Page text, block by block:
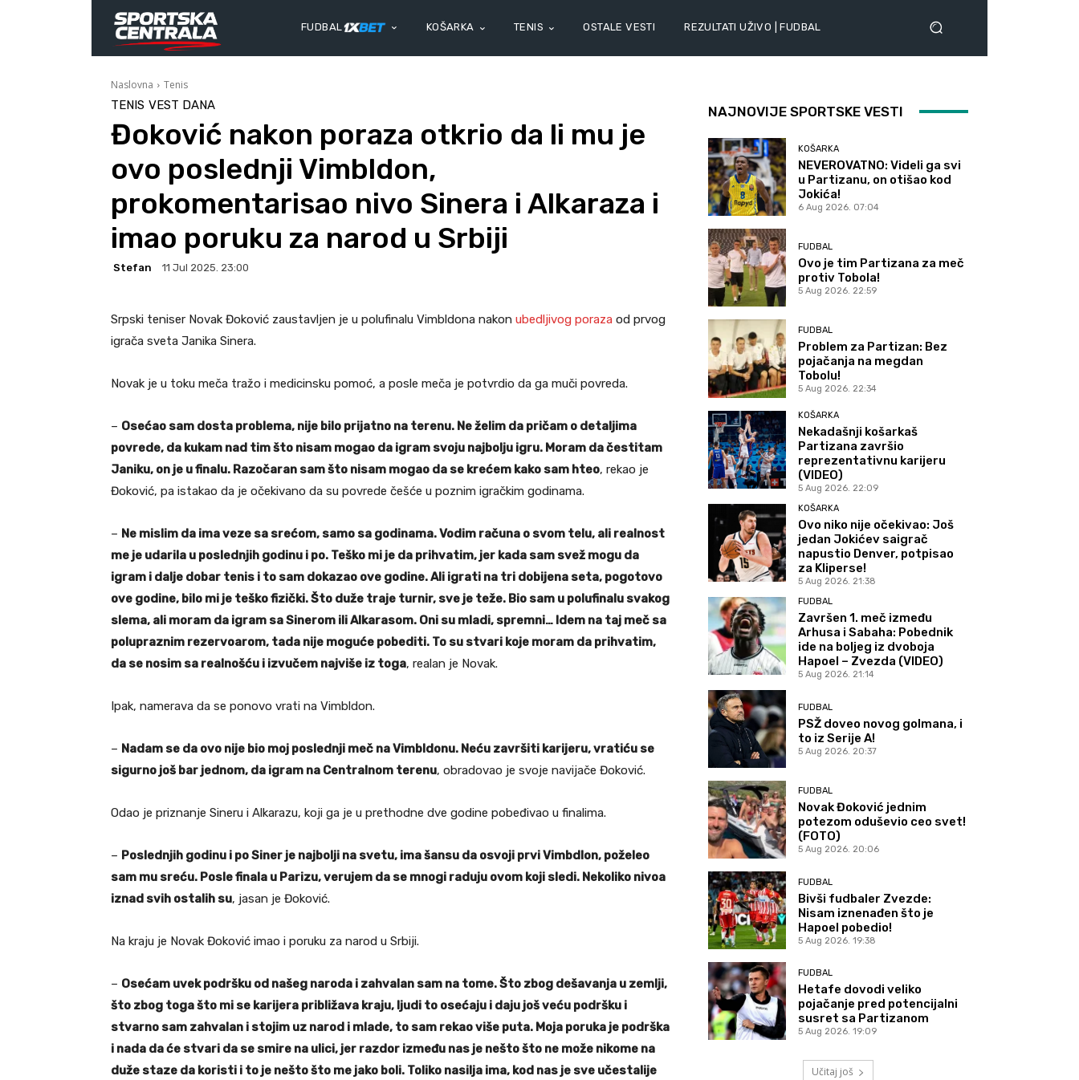
FUDBAL KOŠARKA TENIS OSTALE VESTI REZULTATI UŽIVO | FUDBAL
Naslovna Tenis
TENIS VEST DANA
Đoković nakon poraza otkrio da li mu je
ovo poslednji Vimbldon,
prokomentarisao nivo Sinera i Alkaraza i
imao poruku za narod u Srbiji
Stefan 11 Jul 2025. 23:00
Srpski teniser Novak Đoković zaustavljen je u polufinalu Vimbldona nakon ubedljivog poraza od prvog
igrača sveta Janika Sinera.
Novak je u toku meča tražo i medicinsku pomoć, a posle meča je potvrdio da ga muči povreda.
– Osećao sam dosta problema, nije bilo prijatno na terenu. Ne želim da pričam o detaljima
povrede, da kukam nad tim što nisam mogao da igram svoju najbolju igru. Moram da čestitam
Janiku, on je u finalu. Razočaran sam što nisam mogao da se krećem kako sam hteo, rekao je
Đoković, pa istakao da je očekivano da su povrede češće u poznim igračkim godinama.
– Ne mislim da ima veze sa srećom, samo sa godinama. Vodim računa o svom telu, ali realnost
me je udarila u poslednjih godinu i po. Teško mi je da prihvatim, jer kada sam svež mogu da
igram i dalje dobar tenis i to sam dokazao ove godine. Ali igrati na tri dobijena seta, pogotovo
ove godine, bilo mi je teško fizički. Što duže traje turnir, sve je teže. Bio sam u polufinalu svakog
slema, ali moram da igram sa Sinerom ili Alkarasom. Oni su mladi, spremni… Idem na taj meč sa
polupraznim rezervoarom, tada nije moguće pobediti. To su stvari koje moram da prihvatim,
da se nosim sa realnošću i izvučem najviše iz toga, realan je Novak.
Ipak, namerava da se ponovo vrati na Vimbldon.
– Nadam se da ovo nije bio moj poslednji meč na Vimbldonu. Neću završiti karijeru, vratiću se
sigurno još bar jednom, da igram na Centralnom terenu, obradovao je svoje navijače Đoković.
Odao je priznanje Sineru i Alkarazu, koji ga je u prethodne dve godine pobeđivao u finalima.
– Poslednjih godinu i po Siner je najbolji na svetu, ima šansu da osvoji prvi Vimbdlon, poželeo
sam mu sreću. Posle finala u Parizu, verujem da se mnogi raduju ovom koji sledi. Nekoliko nivoa
iznad svih ostalih su, jasan je Đoković.
Na kraju je Novak Đoković imao i poruku za narod u Srbiji.
– Osećam uvek podršku od našeg naroda i zahvalan sam na tome. Što zbog dešavanja u zemlji,
što zbog toga što mi se karijera približava kraju, ljudi to osećaju i daju još veću podršku i
stvarno sam zahvalan i stojim uz narod i mlade, to sam rekao više puta. Moja poruka je podrška
i nada da će stvari da se smire na ulici, jer razdor između nas je nešto što ne može nikome na
duže staze da koristi i to je nešto što me jako boli. Toliko nasilja ima, kod nas je sve učestalije
NAJNOVIJE SPORTSKE VESTI
KOŠARKA
NEVEROVATNO: Videli ga svi
u Partizanu, on otišao kod
Jokića!
6 Aug 2026. 07:04
FUDBAL
Ovo je tim Partizana za meč
protiv Tobola!
5 Aug 2026. 22:59
FUDBAL
Problem za Partizan: Bez
pojačanja na megdan
Tobolu!
5 Aug 2026. 22:34
KOŠARKA
Nekadašnji košarkaš
Partizana završio
reprezentativnu karijeru
(VIDEO)
5 Aug 2026. 22:09
KOŠARKA
Ovo niko nije očekivao: Još
jedan Jokićev saigrač
napustio Denver, potpisao
za Kliperse!
5 Aug 2026. 21:38
FUDBAL
Završen 1. meč između
Arhusa i Sabaha: Pobednik
ide na boljeg iz dvoboja
Hapoel – Zvezda (VIDEO)
5 Aug 2026. 21:14
FUDBAL
PSŽ doveo novog golmana, i
to iz Serije A!
5 Aug 2026. 20:37
FUDBAL
Novak Đoković jednim
potezom oduševio ceo svet!
(FOTO)
5 Aug 2026. 20:06
FUDBAL
Bivši fudbaler Zvezde:
Nisam iznenađen što je
Hapoel pobedio!
5 Aug 2026. 19:38
FUDBAL
Hetafe dovodi veliko
pojačanje pred potencijalni
susret sa Partizanom
5 Aug 2026. 19:09
Učitaj još